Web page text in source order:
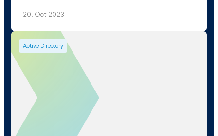
20. Oct 2023
Active Directory